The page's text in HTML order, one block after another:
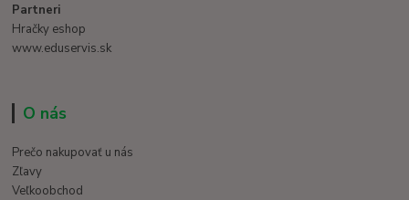
Partneri
Hračky eshop
www.eduservis.sk
O nás
Prečo nakupovať u nás
Zľavy
Veľkoobchod